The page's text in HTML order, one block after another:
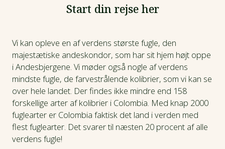
Prisinfo
Dagsprogram
Hotel
Praktiske oplysninger
Start din rejse her
Vi kan opleve en af verdens største fugle, den
majestætiske andeskondor, som har sit hjem højt oppe
i Andesbjergene. Vi møder også nogle af verdens
mindste fugle, de farvestrålende kolibrier, som vi kan se
over hele landet. Der findes ikke mindre end 158
forskellige arter af kolibrier i Colombia. Med knap 2000
fuglearter er Colombia faktisk det land i verden med
flest fuglearter. Det svarer til næsten 20 procent af alle
verdens fugle!